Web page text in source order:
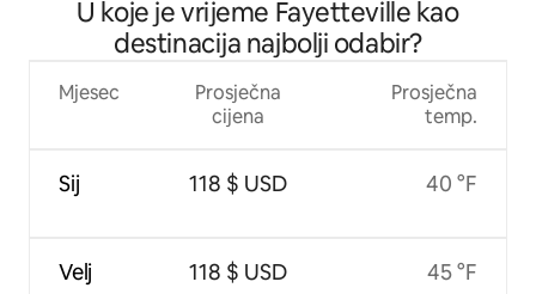
U koje je vrijeme Fayetteville kao
destinacija najbolji odabir?
Mjesec
Sij
Velj
Prosječna
cijena
118 $ USD
118 $ USD
Prosječna
temp.
40 °F
45 °F